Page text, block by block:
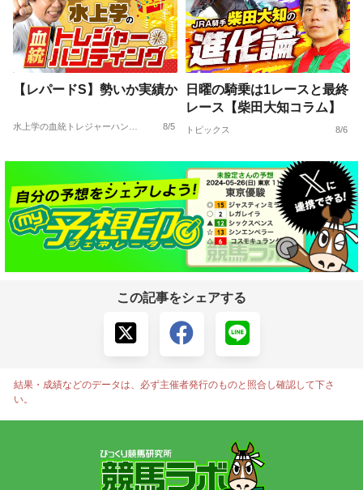
【レパードS】勢いか実績か
水上学の血統トレジャーハンティング 8/5
日曜の騎乗は1レースと最終
レース【柴田大知コラム】
トピックス 8/6
この記事をシェアする
結果・成績などのデータは、必ず主催者発行のものと照合し確認して下さ
い。